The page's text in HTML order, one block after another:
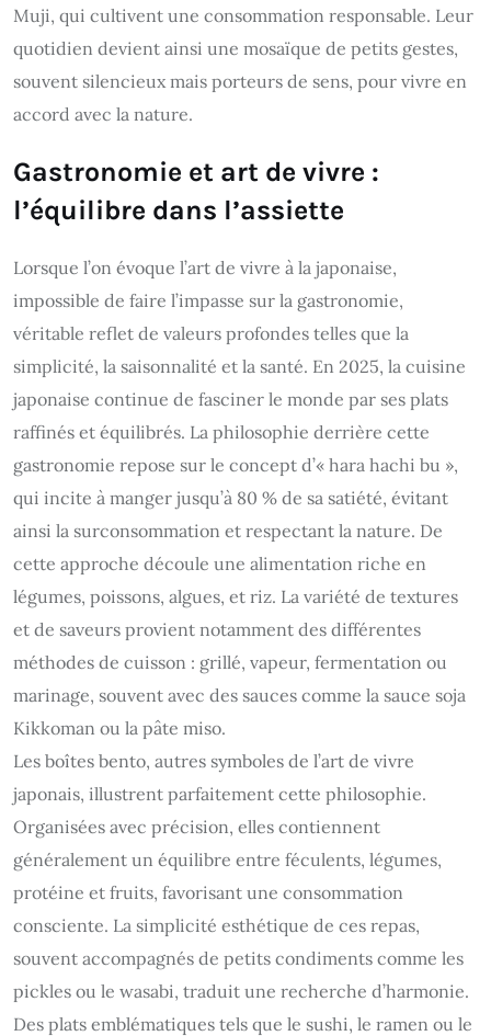
Muji, qui cultivent une consommation responsable. Leur
quotidien devient ainsi une mosaïque de petits gestes,
souvent silencieux mais porteurs de sens, pour vivre en
accord avec la nature.
Gastronomie et art de vivre :
l’équilibre dans l’assiette
Lorsque l’on évoque l’art de vivre à la japonaise,
impossible de faire l’impasse sur la gastronomie,
véritable reflet de valeurs profondes telles que la
simplicité, la saisonnalité et la santé. En 2025, la cuisine
japonaise continue de fasciner le monde par ses plats
raffinés et équilibrés. La philosophie derrière cette
gastronomie repose sur le concept d’« hara hachi bu »,
qui incite à manger jusqu’à 80 % de sa satiété, évitant
ainsi la surconsommation et respectant la nature. De
cette approche découle une alimentation riche en
légumes, poissons, algues, et riz. La variété de textures
et de saveurs provient notamment des différentes
méthodes de cuisson : grillé, vapeur, fermentation ou
marinage, souvent avec des sauces comme la sauce soja
Kikkoman ou la pâte miso.
Les boîtes bento, autres symboles de l’art de vivre
japonais, illustrent parfaitement cette philosophie.
Organisées avec précision, elles contiennent
généralement un équilibre entre féculents, légumes,
protéine et fruits, favorisant une consommation
consciente. La simplicité esthétique de ces repas,
souvent accompagnés de petits condiments comme les
pickles ou le wasabi, traduit une recherche d’harmonie.
Des plats emblématiques tels que le sushi, le ramen ou le